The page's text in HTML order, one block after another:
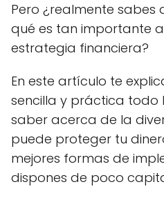
Pero ¿realmente sabes
qué es tan importante
estrategia financiera?
En este artículo te
sencilla y práctica todo
saber acerca de la
puede proteger tu
mejores formas de
dispones de poco